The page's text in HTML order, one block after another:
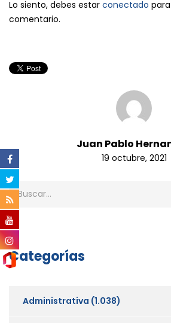
Lo siento, debes estar conectado
comentario.
Juan Pablo
19 octubre, 2021
Categorías
Administrativa (1.038)